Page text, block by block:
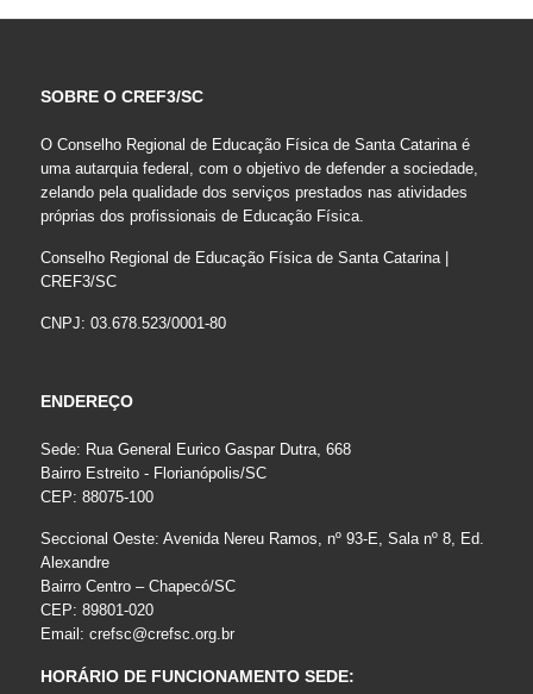
SOBRE O CREF3/SC
O Conselho Regional de Educação Física de Santa Catarina é
uma autarquia federal, com o objetivo de defender a sociedade,
zelando pela qualidade dos serviços prestados nas atividades
próprias dos profissionais de Educação Física.
Conselho Regional de Educação Física de Santa Catarina |
CREF3/SC
CNPJ: 03.678.523/0001-80
ENDEREÇO
Sede: Rua General Eurico Gaspar Dutra, 668
Bairro Estreito - Florianópolis/SC
CEP: 88075-100
Seccional Oeste: Avenida Nereu Ramos, nº 93-E, Sala nº 8, Ed.
Alexandre
Bairro Centro – Chapecó/SC
CEP: 89801-020
Email: crefsc@crefsc.org.br
HORÁRIO DE FUNCIONAMENTO SEDE: